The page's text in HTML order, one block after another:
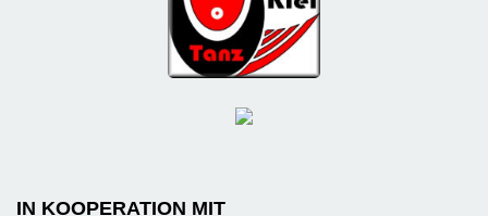
IN KOOPERATION MIT